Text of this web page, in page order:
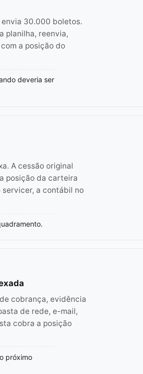
30.000 boletos.
planilha, reenvia,
a posição do
deveria ser
A cessão original
posição da carteira
a contábil no
cobrança, evidência
de rede, e-mail,
cobra a posição
próximo